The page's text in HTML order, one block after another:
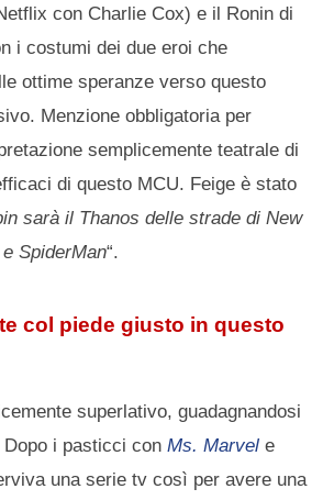
con Charlie Cox) e il Ronin di
i costumi dei due eroi che
ottime speranze verso questo
Menzione obbligatoria per
semplicemente teatrale di
di questo MCU. Feige è stato
sarà il Thanos delle strade di New
SpiderMan“.
col piede giusto in questo
superlativo, guadagnandosi
Dopo i pasticci conMs. Marvel e
una serie tv così per avere una